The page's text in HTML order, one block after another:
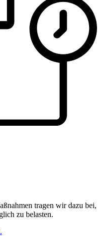
tragen wir dazu bei,
zu belasten.